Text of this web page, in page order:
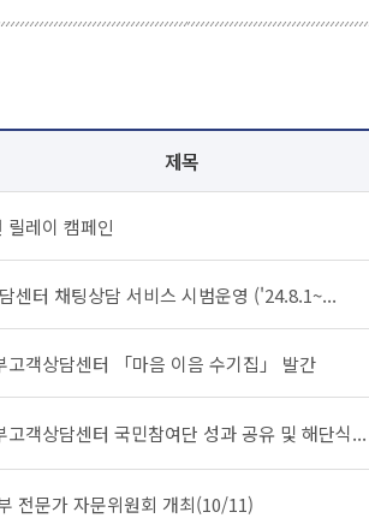
제목
릴레이 캠페인
센터 채팅상담 서비스 시범운영 ('24.8.1~...
고객상담센터 「마음 이음 수기집」 발간
고객상담센터 국민참여단 성과 공유 및 해단식...
전문가 자문위원회 개최(10/11)